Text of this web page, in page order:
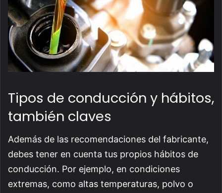
Tipos de conducción y hábitos,
también claves
Además de las recomendaciones del fabricante,
debes tener en cuenta tus propios hábitos de
conducción. Por ejemplo, en condiciones
extremas, como altas temperaturas, polvo o